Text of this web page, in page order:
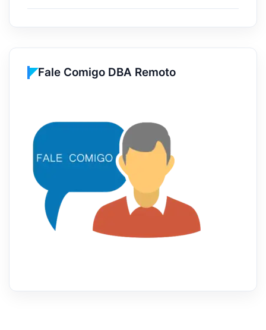
Fale Comigo DBA Remoto